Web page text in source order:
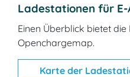
Ladestationen für E-
Einen Überblick bietet die
Openchargemap.
Karte der